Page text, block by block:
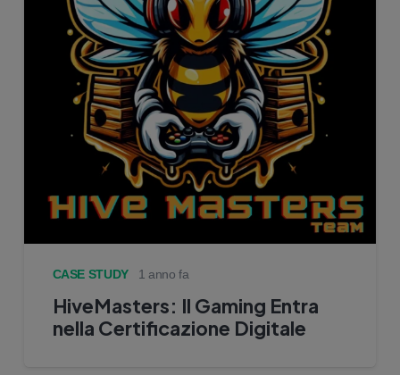
CASE STUDY 1 anno fa
HiveMasters: Il Gaming Entra
nella Certificazione Digitale